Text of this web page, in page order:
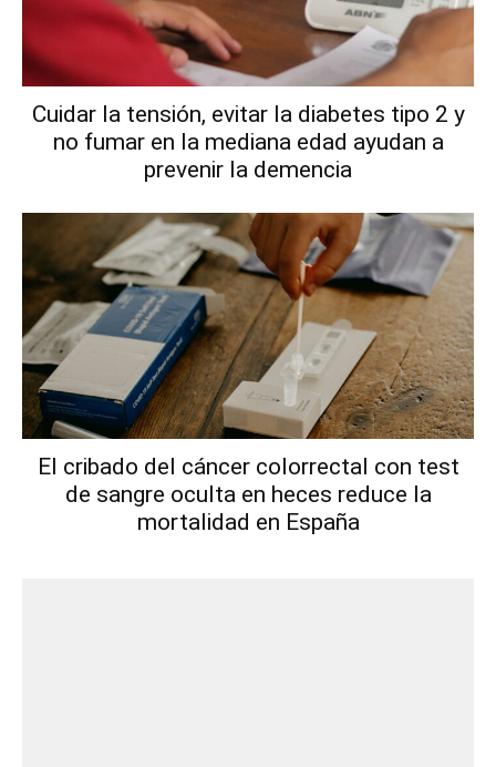
Cuidar la tensión, evitar la diabetes tipo 2 y
no fumar en la mediana edad ayudan a
prevenir la demencia
El cribado del cáncer colorrectal con test
de sangre oculta en heces reduce la
mortalidad en España